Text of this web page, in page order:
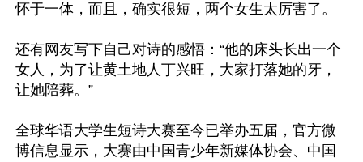
怀于一体，而且，确实很短，两个女生太厉害了。
还有网友写下自己对诗的感悟：“他的床头长出一个
女人，为了让黄土地人丁兴旺，大家打落她的牙，
让她陪葬。”
全球华语大学生短诗大赛至今已举办五届，官方微
博信息显示，大赛由中国青少年新媒体协会、中国